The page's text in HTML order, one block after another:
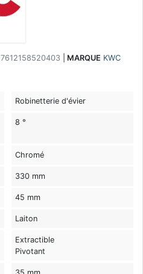
7612158520403 MARQUE KWC
Robinetterie d'évier
8 °
Chromé
330 mm
45 mm
Laiton
Extractible
Pivotant